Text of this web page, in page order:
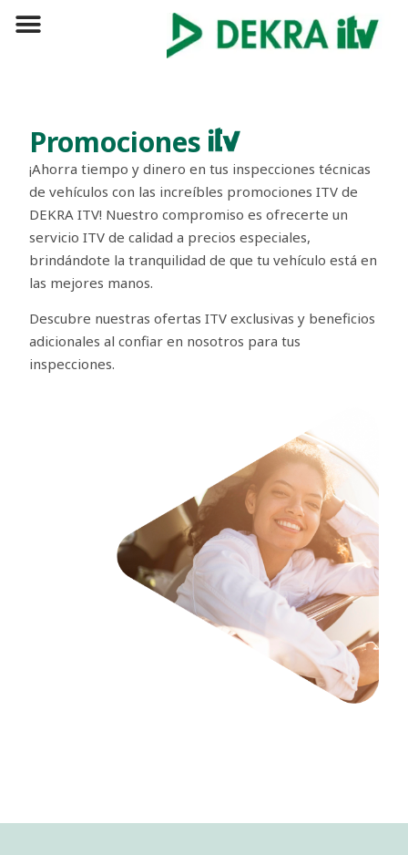
Promociones
¡Ahorra tiempo y dinero en tus inspecciones técnicas
de vehículos con las increíbles promociones ITV de
DEKRA ITV! Nuestro compromiso es ofrecerte un
servicio ITV de calidad a precios especiales,
brindándote la tranquilidad de que tu vehículo está en
las mejores manos.
Descubre nuestras ofertas ITV exclusivas y beneficios
adicionales al confiar en nosotros para tus
inspecciones.